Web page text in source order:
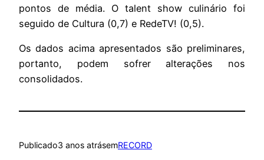
pontos de média. O talent show culinário foi
seguido de Cultura (0,7) e RedeTV! (0,5).
Os dados acima apresentados são preliminares,
portanto, podem sofrer alterações nos
consolidados.
Publicado3 anos atrásemRECORD